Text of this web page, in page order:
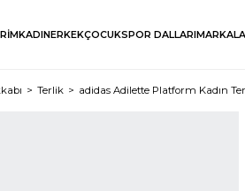
KADINERKEKÇOCUKSPOR DALLARI
Terlik adidas Adilette Platform Kadın